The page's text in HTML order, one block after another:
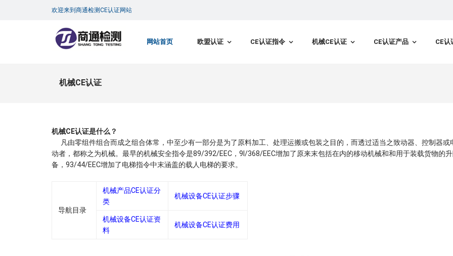
欢迎来到商通检测CE认证网站
网站首页 欧盟认证 CE认证指令 机械CE认证 CE认证产品 CE认
机械CE认证
机械CE认证是什么？
凡由零组件组合而成之组合体常，中至少有一部分是为了原料加工、处理运搬或包装之目的，而透过适当之致动器、控制器或
动者，都称之为机械。最早的机械安全指令是89/392/EEC，9l/368/EEC增加了原来末包括在内的移动机械和和用于装载货物的
备，93/44/EEC增加了电梯指令中末涵盖的载人电梯的要求。
导航目录
机械产品CE认证分
类
机械设备CE认证步骤
机械设备CE认证资
料
机械设备CE认证费用